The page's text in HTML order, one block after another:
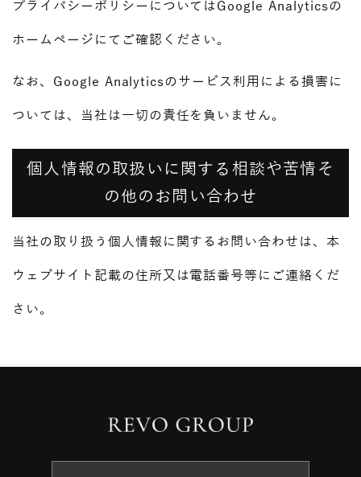
プライバシーポリシーについてはGoogle Analyticsの
ホームページにてご確認ください。
なお、Google Analyticsのサービス利用による損害に
ついては、当社は一切の責任を負いません。
個人情報の取扱いに関する相談や苦情そ
の他のお問い合わせ
当社の取り扱う個人情報に関するお問い合わせは、本
ウェブサイト記載の住所又は電話番号等にご連絡くだ
さい。